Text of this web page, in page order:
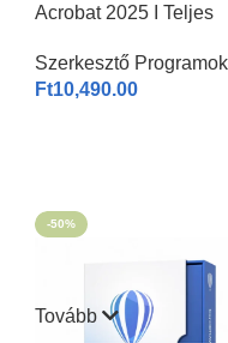
Acrobat 2025 I Teljes
Szerkesztő Programok
Ft10,490.00
-50%
Tovább